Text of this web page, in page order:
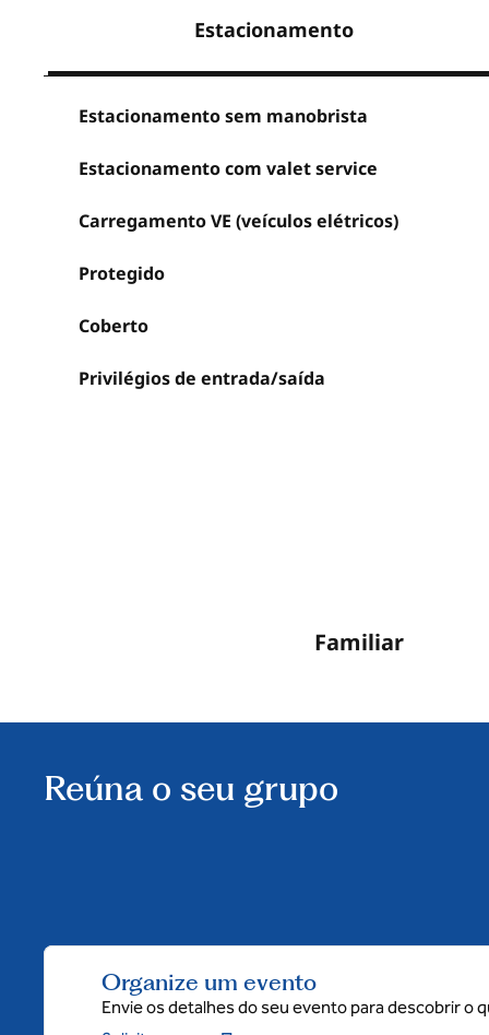
Estacionamento
Estacionamento sem manobrista
Estacionamento com valet service
Carregamento VE (veículos elétricos)
Protegido
Coberto
Privilégios de entrada/saída
Familiar
Reúna o seu grupo
Organize um evento
Envie os detalhes do seu evento para descobrir o